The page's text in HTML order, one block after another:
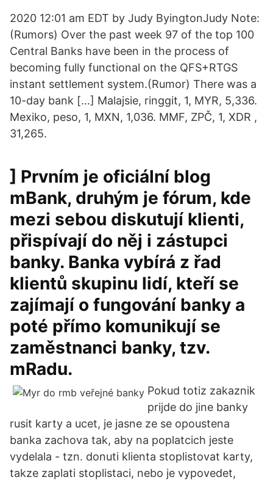
2020 12:01 am EDT by Judy ByingtonJudy Note:
(Rumors) Over the past week 97 of the top 100
Central Banks have been in the process of
becoming fully functional on the QFS+RTGS
instant settlement system.(Rumor) There was a
10-day bank […] Malajsie, ringgit, 1, MYR, 5,336.
Mexiko, peso, 1, MXN, 1,036. MMF, ZPČ, 1, XDR ,
31,265.
] Prvním je oficiální blog
mBank, druhým je fórum, kde
mezi sebou diskutují klienti,
přispívají do něj i zástupci
banky. Banka vybírá z řad
klientů skupinu lidí, kteří se
zajímají o fungování banky a
poté přímo komunikují se
zaměstnanci banky, tzv.
mRadu.
Pokud totiz zakaznik
prijde do jine banky
rusit karty a ucet, je jasne ze se opoustena
banka zachova tak, aby na poplatcich jeste
vydelala - tzn. donuti klienta stoplistovat karty,
takze zaplati stoplistaci, nebo je vypovedet,